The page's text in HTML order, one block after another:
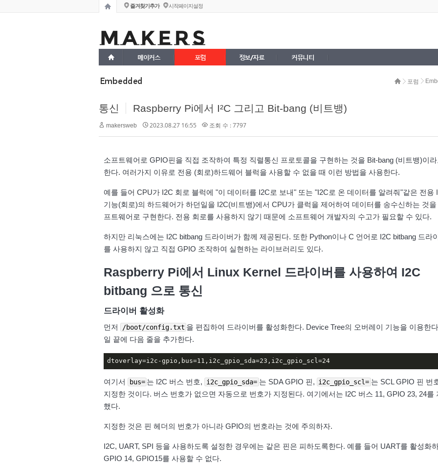
즐겨찾기추가 시작페이지설정
메이커스 포럼 정보/자료 커뮤니티
Embedded 포럼
통신 Raspberry Pi에서 I²C 그리고 Bit-bang (비트뱅)
makersweb 2023.08.27 16:55 조회 수 : 7797
소프트웨어로 GPIO핀을 직접 조작하여 특정 직렬통신 프로토콜을 구현하는 것을 Bit-bang (비트뱅)이라
한다. 여러가지 이유로 전용 (회로)하드웨어 블럭을 사용할 수 없을 때 이런 방법을 사용한다.
예를 들어 CPU가 I2C 회로 블럭에 "이 데이터를 I2C로 보내" 또는 "I2C로 온 데이터를 알려줘"같은 전용
기능(회로)의 하드웨어가 하던일을 I2C(비트뱅)에서 CPU가 클럭을 제어하여 데이터를 송수신하는 것을
프트웨어로 구현한다. 전용 회로를 사용하지 않기 때문에 소프트웨어 개발자의 수고가 필요할 수 있다.
하지만 리눅스에는 I2C bitbang 드라이버가 함께 제공된다. 또한 Python이나 C 언어로 I2C bitbang 드라
를 사용하지 않고 직접 GPIO 조작하여 실현하는 라이브러리도 있다.
Raspberry Pi에서 Linux Kernel 드라이버를 사용하여 I2C
bitbang 으로 통신
드라이버 활성화
먼저 /boot/config.txt 을 편집하여 드라이버를 활성화한다. Device Tree의 오버레이 기능을 이용한
일 끝에 다음 줄을 추가한다.
dtoverlay=i2c-gpio,bus=11,i2c_gpio_sda=23,i2c_gpio_scl=24
여기서 bus= 는 I2C 버스 번호, i2c_gpio_sda= 는 SDA GPIO 핀, i2c_gpio_scl= 는 SCL GPIO 핀 번
지정한 것이다. 버스 번호가 없으면 자동으로 번호가 지정된다. 여기에서는 I2C 버스 11, GPIO 23, 24를
했다.
지정한 것은 핀 헤더의 번호가 아니라 GPIO의 번호라는 것에 주의하자.
I2C, UART, SPI 등을 사용하도록 설정한 경우에는 같은 핀은 피하도록한다. 예를 들어 UART를 활성화
GPIO 14, GPIO15를 사용할 수 없다.